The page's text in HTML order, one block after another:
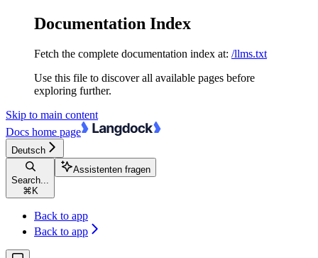
Documentation Index
Fetch the complete documentation index at: /llms.txt
Use this file to discover all available pages before
exploring further.
Skip to main content
Docs home page
Deutsch
Search...
⌘ K
Assistenten fragen
Back to app
Back to app